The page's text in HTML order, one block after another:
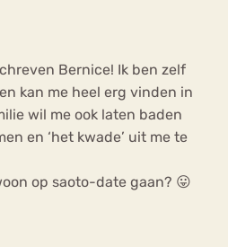
Bernice! Ik ben zelf
kan me heel erg vinden in
wil me ook laten baden
en ‘het kwade’ uit me te
op saoto-date gaan? 😛